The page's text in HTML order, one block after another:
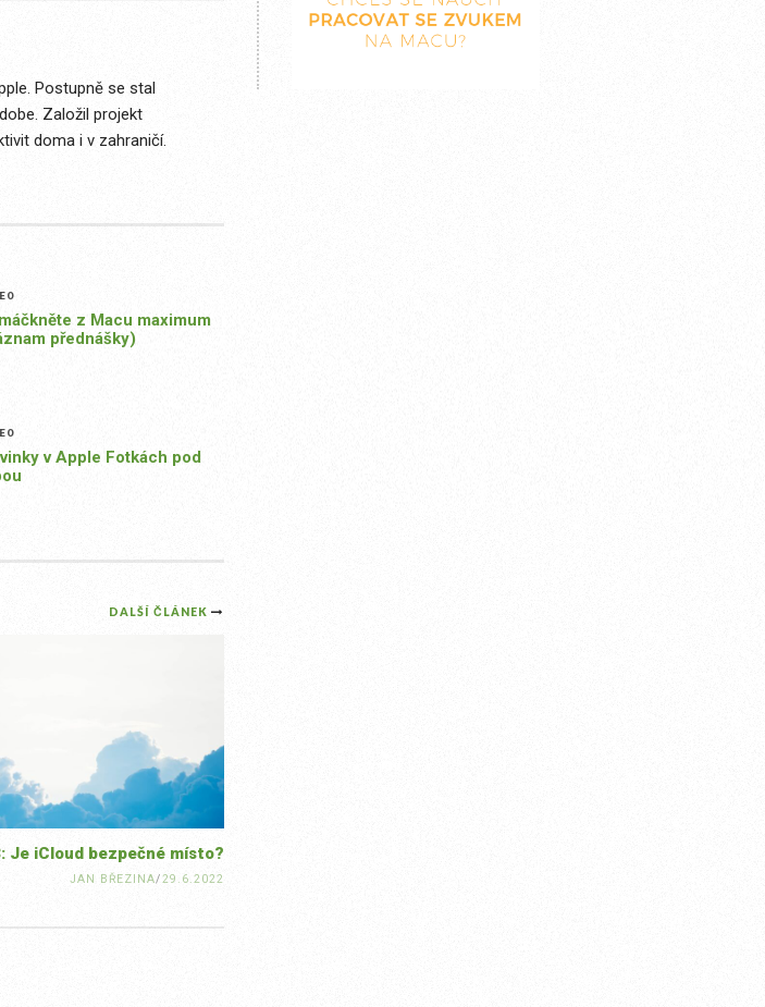
Postupně se stal
Založil projekt
doma i v zahraničí.
z Macu maximum
přednášky)
v Apple Fotkách pod
DALŠÍ ČLÁNEK
Je iCloud bezpečné místo?
JAN BŘEZINA/29.6.2022